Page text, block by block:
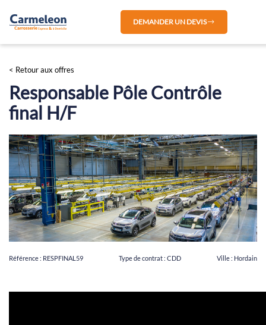
DEMANDER UN DEVIS
< Retour aux offres
Responsable Pôle Contrôle
final H/F
Référence : RESPFINAL59 Type de contrat : CDD Ville : Hordain